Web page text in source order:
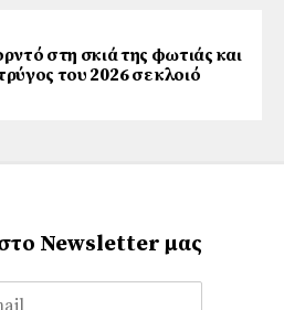
στη σκιά της φωτιάς και
του 2026 σε κλοιό
Newsletter μας